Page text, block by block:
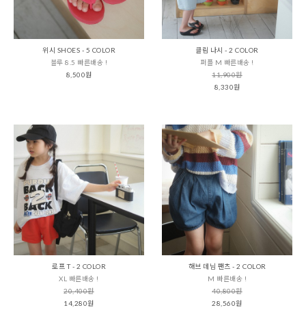
위시 SHOES - 5 COLOR
블루 8.5 빠른배송 !
8,500원
클림 나시 - 2 COLOR
퍼플 M 빠른배송 !
11,900원
8,330원
로프 T - 2 COLOR
XL 빠른배송 !
20,400원
14,280원
해브 데님 팬츠 - 2 COLOR
M 빠른배송 !
40,800원
28,560원